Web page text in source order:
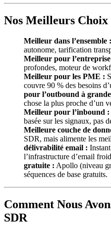
Nos Meilleurs Choix
Meilleur dans l’ensemble :
autonome, tarification
Meilleur pour
profondes, moteur de
Meilleur pour les PME :
couvre 90 % des besoins
pour l’outbound à
chose la plus proche d’un
Meilleur pour l’inbound :
basée sur les signaux, pas
Meilleure couche de
SDR, mais alimente les
délivrabilité email :
l’infrastructure d’email
gratuite : Apollo (niveau
séquences de base gratuits.
Comment Nous
SDR